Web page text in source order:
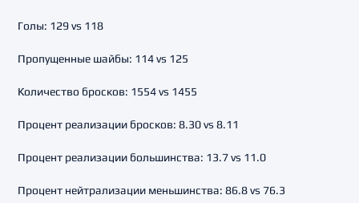
Голы: 129 vs 118
Пропущенные шайбы: 114 vs 125
Количество бросков: 1554 vs 1455
Процент реализации бросков: 8.30 vs 8.11
Процент реализации большинства: 13.7 vs 11.0
Процент нейтрализации меньшинства: 86.8 vs 76.3